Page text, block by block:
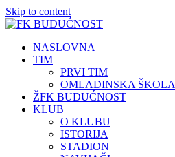
Skip to content
NASLOVNA
TIM
PRVI TIM
OMLADINSKA ŠKOLA
ŽFK BUDUĆNOST
KLUB
O KLUBU
ISTORIJA
STADION